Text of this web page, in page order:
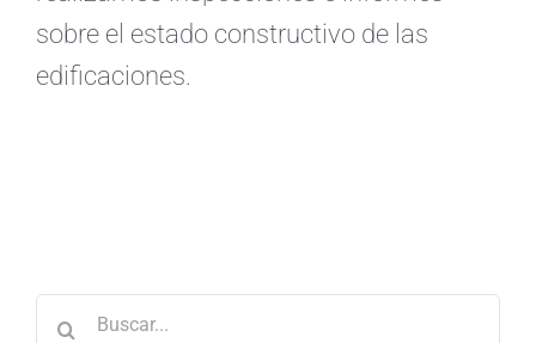
sobre el estado constructivo de las
edificaciones.
Buscar: